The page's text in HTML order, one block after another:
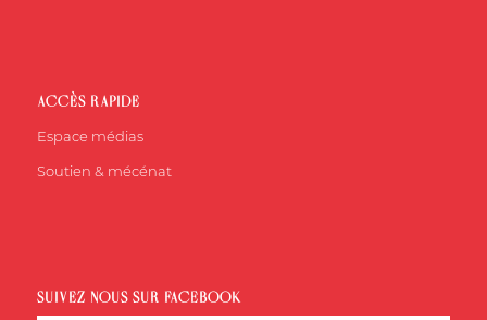
ACCÈS RAPIDE
Espace médias
Soutien & mécénat
SUIVEZ-NOUS SUR FACEBOOK